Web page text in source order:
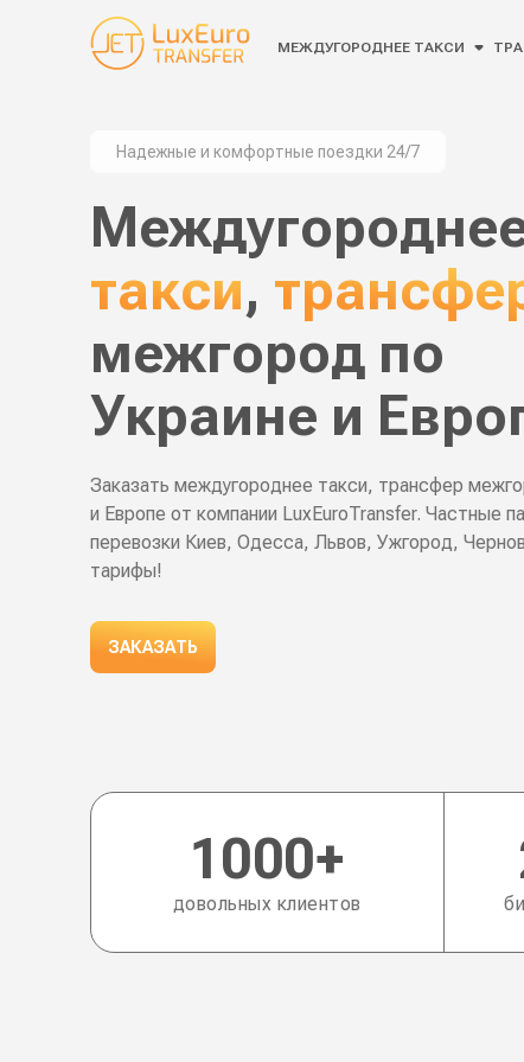
МЕЖДУГОРОДНЕЕ ТАКСИ
Надежные и комфортные поездки 24/7
такси,
межгород по
Украине и
Заказать междугороднее такси, трансфер
и Европе от компании LuxEuroTransfer. Частные
перевозки Киев, Одесса, Львов, Ужгород,
тарифы!
ЗАКАЗАТЬ
Преимущества
1000+
довольных клиентов